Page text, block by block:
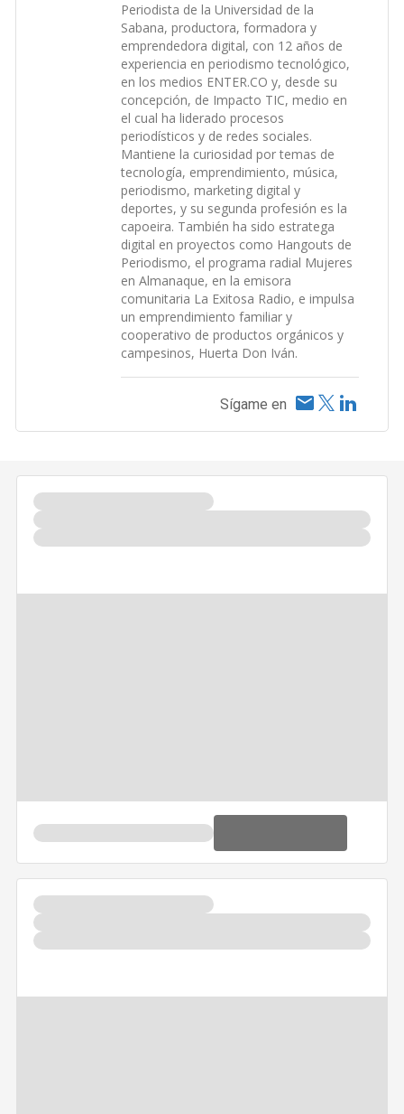
Periodista de la Universidad de la
Sabana, productora, formadora y
emprendedora digital, con 12 años de
experiencia en periodismo tecnológico,
en los medios ENTER.CO y, desde su
concepción, de Impacto TIC, medio en
el cual ha liderado procesos
periodísticos y de redes sociales.
Mantiene la curiosidad por temas de
tecnología, emprendimiento, música,
periodismo, marketing digital y
deportes, y su segunda profesión es la
capoeira. También ha sido estratega
digital en proyectos como Hangouts de
Periodismo, el programa radial Mujeres
en Almanaque, en la emisora
comunitaria La Exitosa Radio, e impulsa
un emprendimiento familiar y
cooperativo de productos orgánicos y
campesinos, Huerta Don Iván.
Sígame en